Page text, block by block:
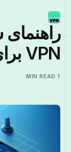
VPN برای بازی‌های اندرویدی
1 MIN READ